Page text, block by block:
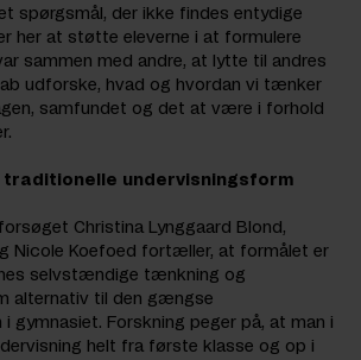
spørgsmål, der ikke findes entydige
her at støtte eleverne i at formulere
sammen med andre, at lytte til andres
udforske, hvad og hvordan vi tænker
samfundet og det at være i forhold
traditionelle undervisningsform
Christina Lynggaard Blond,
Nicole Koefoed fortæller, at formålet er
selvstændige tænkning og
alternativ til den gængse
gymnasiet. Forskning peger på, at man i
helt fra første klasse og op i